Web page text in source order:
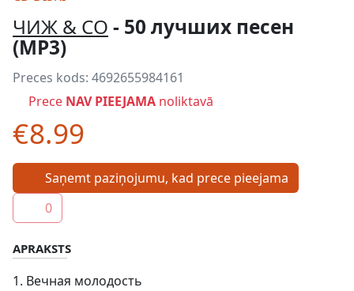
ЧИЖ & CO - 50 лучших песен
(MP3)
Preces kods: 4692655984161
Prece NAV PIEEJAMA noliktavā
€8.99
Saņemt paziņojumu, kad prece pieejama
0
APRAKSTS
1. Вечная молодость